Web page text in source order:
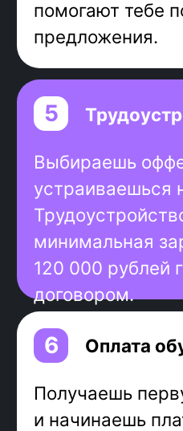
Ключевые навыки
исключений и
Работа с актуальными
технологиями и
Разработка и
современных Java-